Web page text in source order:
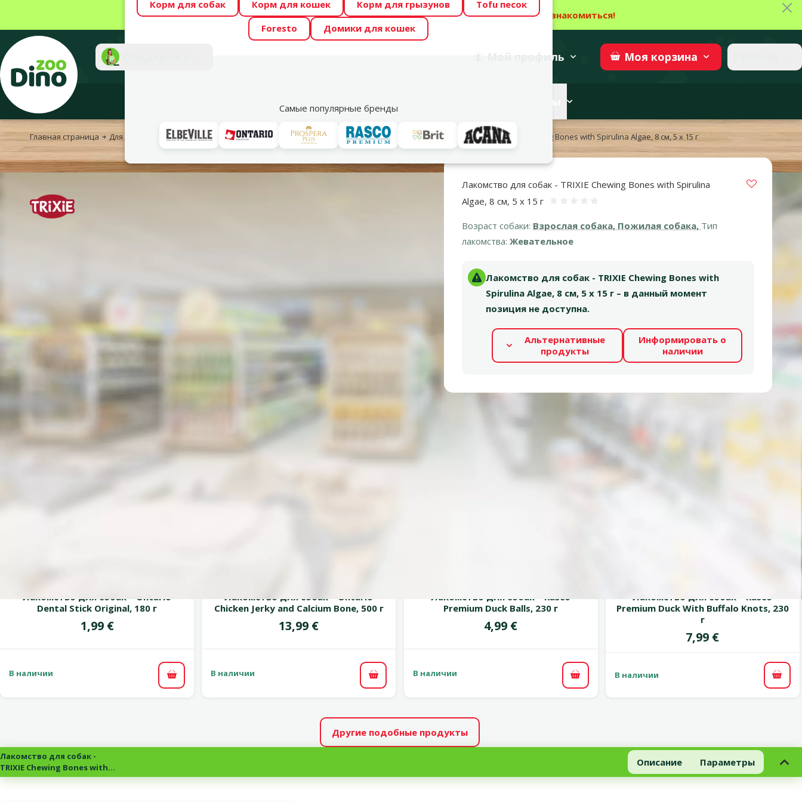
Весь месяц Dino Zoo предлагает отличные цены на ТОП-овые корма! 🍖 → Ознакомиться!
Фотоконкурс “GADA ŪSAIŅI”! Возможно Твой питомец станет звездой 2027 Участвовать
профиль Моя корзина
Корм для собак Корм для кошек Корм для грызунов
Tofu песок
Foresto
Домики для кошек
Самые популярные бренды
Акции
Главная страница Для собак Корм и лакомства Лакомства для собак Для взрослых собак Лакомство для собак - TRIXIE Chewing Bones with Spirulina Algae, 8 см, 5 x 15 г
Лакомство для собак - TRIXIE Chewing Bones with Spirulina
Algae, 8 см, 5 x 15 г
Возраст собаки: Взрослая собака, Пожилая собака, Тип
лакомства: Жевательное
Лакомство для собак - TRIXIE Chewing Bones with
Spirulina Algae, 8 см, 5 x 15 г – в данный момент
позиция не доступна.
Альтернативные
продукты
Информировать о
наличии
Альтернативные продукты
Лакомство для собак – Ontario
Dental Stick Original, 180 г
Цена
1,99 €
В наличии
В корзину
Лакомство для собак – Ontario
Chicken Jerky and Calcium Bone, 500 г
Цена
13,99 €
В наличии
В корзину
Лакомство для собак – Rasco
Premium Duck Balls, 230 г
Цена
4,99 €
В наличии
В корзину
Лакомство для собак – Rasco
Premium Duck With Buffalo Knots, 230
г
Цена
7,99 €
В наличии В
Другие подобные продукты
Лакомство для собак -
TRIXIE Chewing Bones with
Spirulina Algae, 8 см, 5 x 15 г
Описание Параметры